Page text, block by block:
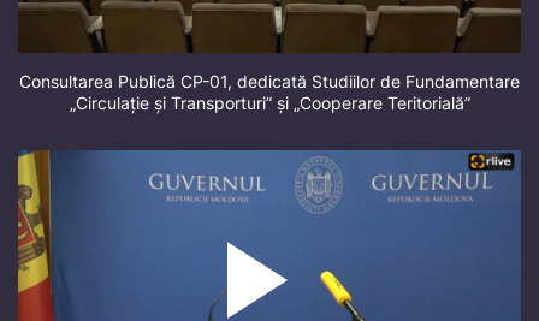
Consultarea Publică CP-01, dedicată Studiilor de Fundamentare
„Circulație și Transporturi” și „Cooperare Teritorială”